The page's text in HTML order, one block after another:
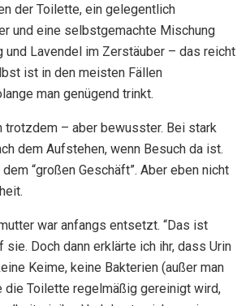
der Toilette, ein gelegentlich
und eine selbstgemachte Mischung
und Lavendel im Zerstäuber – das reicht
ist in den meisten Fällen
man genügend trinkt.
trotzdem – aber bewusster. Bei stark
dem Aufstehen, wenn Besuch da ist.
“großen Geschäft”. Aber eben nicht
war anfangs entsetzt. “Das ist
sie. Doch dann erklärte ich ihr, dass Urin
Keime, keine Bakterien (außer man
die Toilette regelmäßig gereinigt wird,